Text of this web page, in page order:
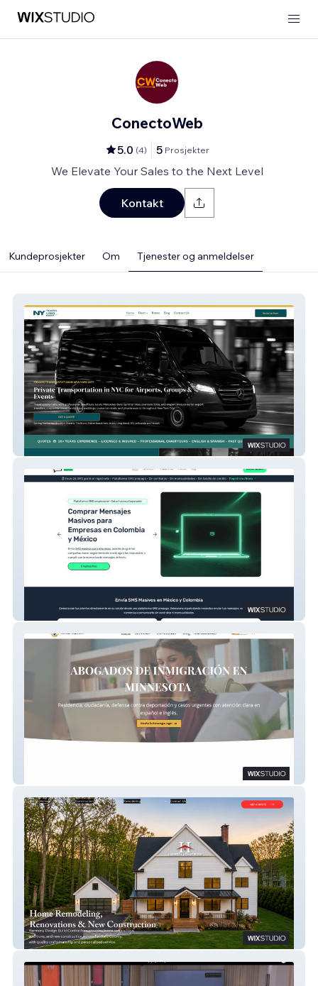
ConectoWeb
5.0 (4) 5 Prosjekter
We Elevate Your Sales to the Next Level
Kontakt
Kundeprosjekter Om Tjenester og anmeldelser
Ny Travel Limo
Inalambria Express
Harmony